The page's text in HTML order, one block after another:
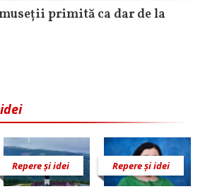
primită ca dar de la
Repere și idei Repere și idei